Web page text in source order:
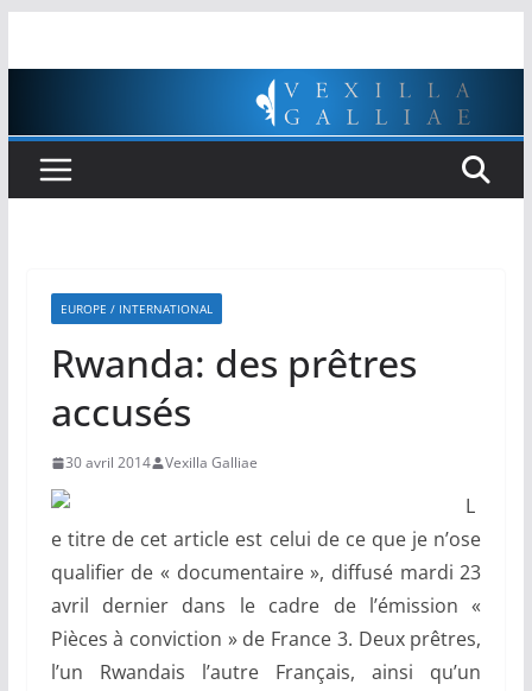
EUROPE / INTERNATIONAL
Rwanda: des prêtres
accusés
30 avril 2014 Vexilla Galliae
L
e titre de cet article est celui de ce que je n’ose
qualifier de « documentaire », diffusé mardi 23
avril dernier dans le cadre de l’émission «
Pièces à conviction » de France 3. Deux prêtres,
l’un Rwandais l’autre Français, ainsi qu’un